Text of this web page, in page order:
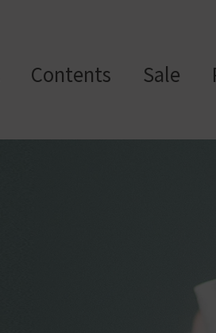
Contents Sale
는 CW에서 제공하는 프래그런스 오
를 설계하면, 그 비율 그대로 향료를
향수, 디퓨저, 룸 스프레이 등 다양한